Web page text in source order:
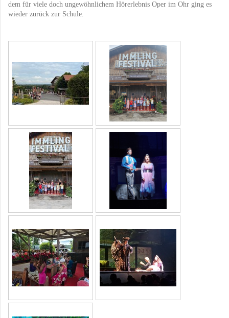
dem für viele doch ungewöhnlichem Hörerlebnis Oper im Ohr ging es
wieder zurück zur Schule.